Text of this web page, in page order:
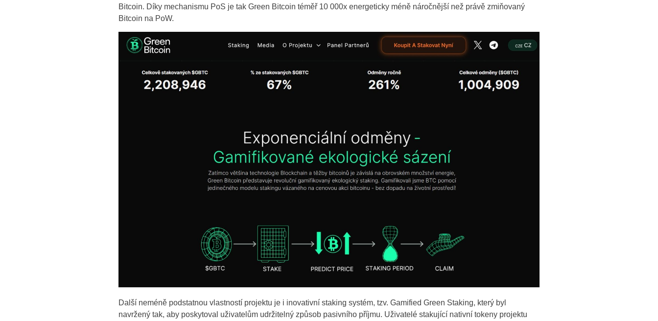
Czechia
UAE Arabic
Brazil
Bulgaria
Germany
Bitcoin. Díky mechanismu PoS je tak Green Bitcoin téměř 10 000x energeticky méně náročnější než právě zmiňovaný
Bitcoin na PoW.
Další neméně podstatnou vlastností projektu je i inovativní staking systém, tzv. Gamified Green Staking, který byl
navržený tak, aby poskytoval uživatelům udržitelný způsob pasivního příjmu. Uživatelé stakující nativní tokeny projektu